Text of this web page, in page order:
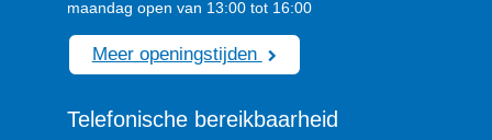
maandag open van 13:00 tot 16:00
Meer openingstijden
Telefonische bereikbaarheid